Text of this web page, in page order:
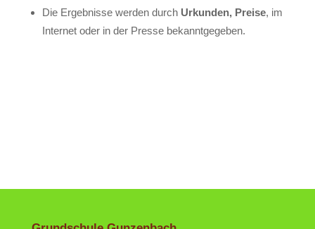
Die Ergebnisse werden durch Urkunden, Preise, im
Internet oder in der Presse bekanntgegeben.